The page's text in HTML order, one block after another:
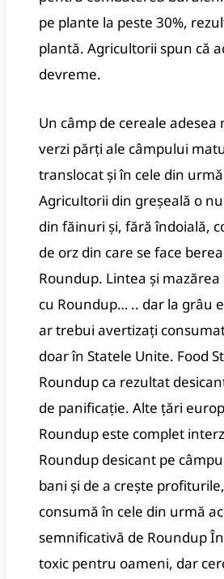
pe plante la peste 30%,
plantă. Agricultorii spun că
devreme.
Un câmp de cereale
verzi părți ale câmpului
translocat și în cele din
Agricultorii din greșeală o
din făinuri și, fără îndoială,
de orz din care se face
Roundup. Lintea și
cu Roundup… .. dar la grâu
ar trebui avertizați
doar în Statele Unite. Food
Roundup ca rezultat
de panificație. Alte țări
Roundup este complet
Roundup desicant pe
bani și de a crește
consumă în cele din urmă
semnificativă de Roundup
toxic pentru oameni, dar